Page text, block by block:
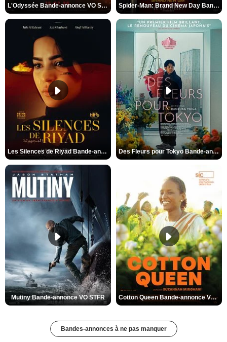
L'Odyssée Bande-annonce VO STFR Spider-Man: Brand New Day Bande-annonce VO STFR
Les Silences de Riyad Bande-annonce VO STFR Des Fleurs pour Tokyo Bande-annonce VO STFR
Mutiny Bande-annonce VO STFR Cotton Queen Bande-annonce VO STFR
Bandes-annonces à ne pas manquer